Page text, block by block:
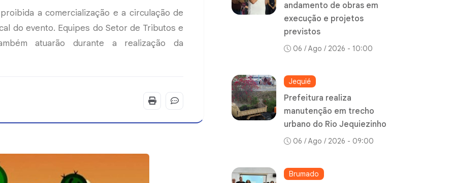
a comercialização e a circulação de
do evento. Equipes do Setor de Tributos e
atuarão durante a realização da
andamento de obras em
execução e projetos
previstos
06 / Ago / 2026 - 10:00
Jequié
Prefeitura realiza
manutenção em trecho
urbano do Rio Jequiezinho
06 / Ago / 2026 - 09:00
Brumado